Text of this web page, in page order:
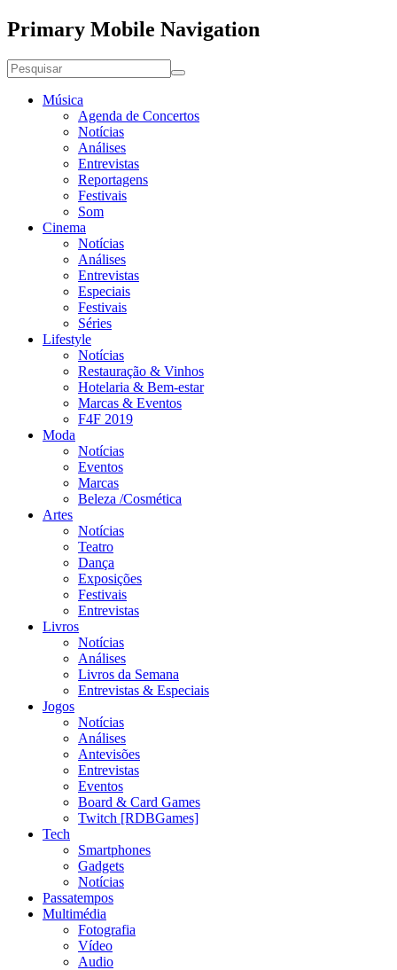
Primary Mobile Navigation
Música
Agenda de Concertos
Notícias
Análises
Entrevistas
Reportagens
Festivais
Som
Cinema
Notícias
Análises
Entrevistas
Especiais
Festivais
Séries
Lifestyle
Notícias
Restauração & Vinhos
Hotelaria & Bem-estar
Marcas & Eventos
F4F 2019
Moda
Notícias
Eventos
Marcas
Beleza /Cosmética
Artes
Notícias
Teatro
Dança
Exposições
Festivais
Entrevistas
Livros
Notícias
Análises
Livros da Semana
Entrevistas & Especiais
Jogos
Notícias
Análises
Antevisões
Entrevistas
Eventos
Board & Card Games
Twitch [RDBGames]
Tech
Smartphones
Gadgets
Notícias
Passatempos
Multimédia
Fotografia
Vídeo
Audio